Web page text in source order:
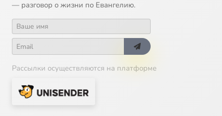
— разговор о жизни по Евангелию.
Рассылки осуществляются на платформе